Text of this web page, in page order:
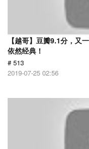
【越哥】豆瓣9.1分，又
依然经典！
# 513
2019-07-25 02:56